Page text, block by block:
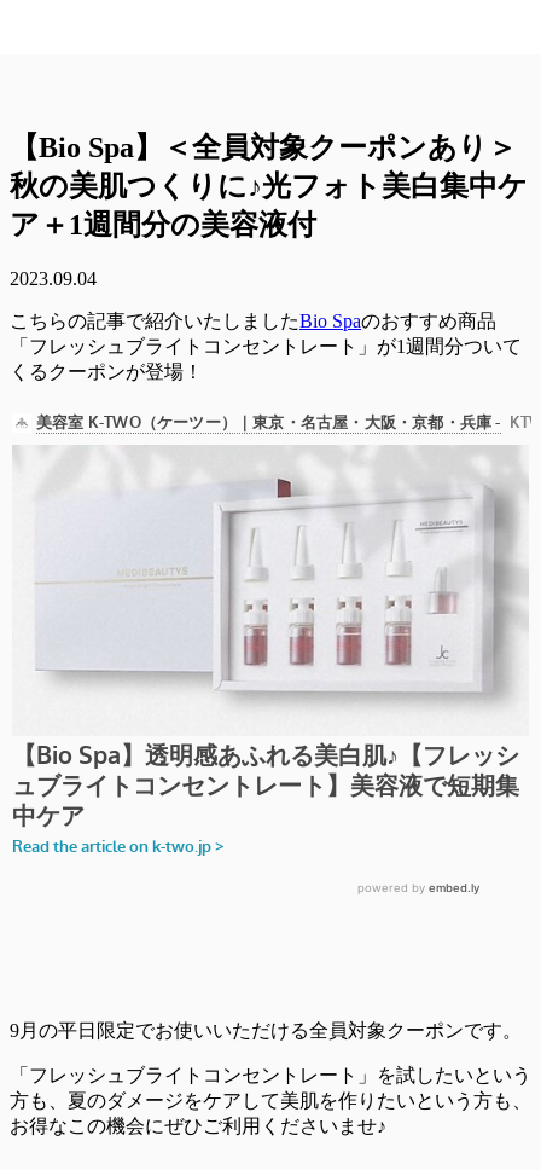
【Bio Spa】＜全員対象クーポンあり＞
秋の美肌つくりに♪光フォト美白集中ケ
ア＋1週間分の美容液付
2023.09.04
こちらの記事で紹介いたしましたBio Spaのおすすめ商品
「フレッシュブライトコンセントレート」が1週間分ついて
くるクーポンが登場！
9月の平日限定でお使いいただける全員対象クーポンです。
「フレッシュブライトコンセントレート」を試したいという
方も、夏のダメージをケアして美肌を作りたいという方も、
お得なこの機会にぜひご利用くださいませ♪